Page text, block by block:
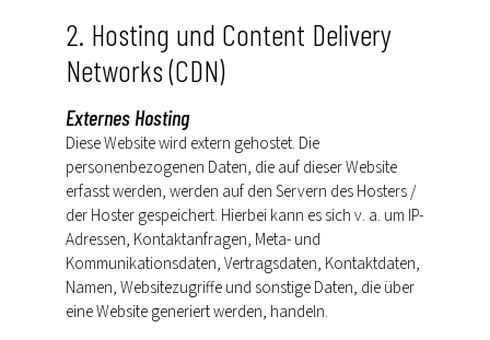
2. Hosting und Content Delivery
Networks (CDN)
Externes Hosting
Diese Website wird extern gehostet. Die
personenbezogenen Daten, die auf dieser Website
erfasst werden, werden auf den Servern des Hosters /
der Hoster gespeichert. Hierbei kann es sich v. a. um IP-
Adressen, Kontaktanfragen, Meta- und
Kommunikationsdaten, Vertragsdaten, Kontaktdaten,
Namen, Websitezugriffe und sonstige Daten, die über
eine Website generiert werden, handeln.